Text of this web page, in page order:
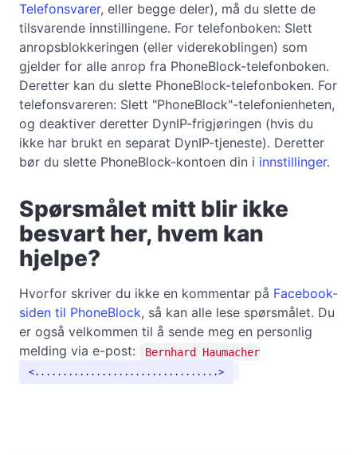
Telefonsvarer, eller begge deler), må du slette de
tilsvarende innstillingene. For telefonboken: Slett
anropsblokkeringen (eller viderekoblingen) som
gjelder for alle anrop fra PhoneBlock-telefonboken.
Deretter kan du slette PhoneBlock-telefonboken. For
telefonsvareren: Slett "PhoneBlock"-telefonienheten,
og deaktiver deretter DynIP-frigjøringen (hvis du
ikke har brukt en separat DynIP-tjeneste). Deretter
bør du slette PhoneBlock-kontoen din i innstillinger.
Spørsmålet mitt blir ikke
besvart her, hvem kan
hjelpe?
Hvorfor skriver du ikke en kommentar på Facebook-
siden til PhoneBlock, så kan alle lese spørsmålet. Du
er også velkommen til å sende meg en personlig
melding via e-post:
Bernhard Haumacher
.................................